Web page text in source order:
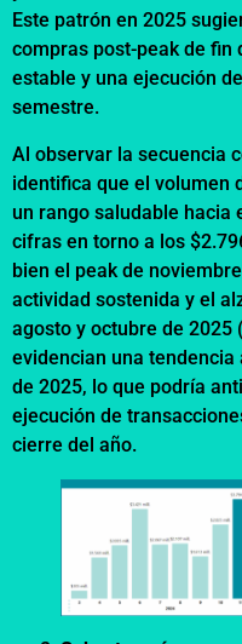
Este patrón en 2025
compras post-peak de fin
estable y una ejecución
semestre.
Al observar la secuencia
identifica que el volumen
un rango saludable hacia
cifras en torno a los
bien el peak de
actividad sostenida y el
agosto y octubre de 2025
evidencian una
de 2025, lo que podría
ejecución de
cierre del año.